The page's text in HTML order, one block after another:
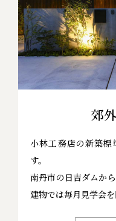
郊
小林工務店の新築
す。
南丹市の日吉ダムか
建物では毎月見学会を